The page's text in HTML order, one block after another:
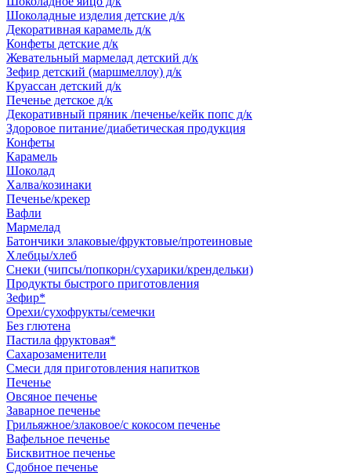
Шоколадные изделия детские д/к
Декоративная карамель д/к
Конфеты детские д/к
Жевательный мармелад детский д/к
Зефир детский (маршмеллоу) д/к
Круассан детский д/к
Печенье детское д/к
Декоративный пряник /печенье/кейк попс д/к
Здоровое питание/диабетическая продукция
Конфеты
Карамель
Шоколад
Халва/козинаки
Печенье/крекер
Вафли
Мармелад
Батончики злаковые/фруктовые/протеиновые
Хлебцы/хлеб
Снеки (чипсы/попкорн/сухарики/крендельки)
Продукты быстрого приготовления
Зефир*
Орехи/сухофрукты/семечки
Без глютена
Пастила фруктовая*
Сахарозаменители
Смеси для приготовления напитков
Печенье
Овсяное печенье
Заварное печенье
Грильяжное/злаковое/с кокосом печенье
Вафельное печенье
Бисквитное печенье
Сдобное печенье